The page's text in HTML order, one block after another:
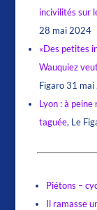
incivilités sur
28 mai 2024
«Des petites
Wauquiez
Figaro 31
Lyon : à
taguée, Le
Piétons –
Il ramasse